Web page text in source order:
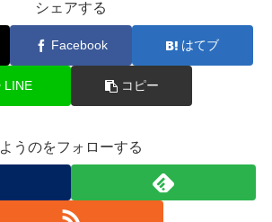
シェアする
Facebook はてブ
LINE コピー
ようのをフォローする